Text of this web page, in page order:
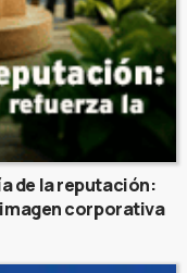
de la reputación:
corporativa